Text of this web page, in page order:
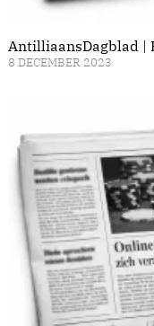
AntilliaansDagblad |
8 DECEMBER 2023